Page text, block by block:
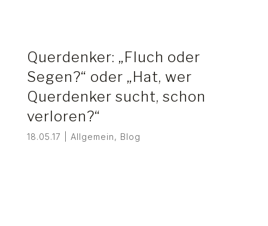
Querdenker: „Fluch oder
Segen?“ oder „Hat, wer
Querdenker sucht, schon
verloren?“
18.05.17 Allgemein, Blog